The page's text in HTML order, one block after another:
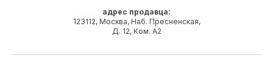
адрес продавца:
123112, Москва, Наб. Пресненская,
Д. 12, Ком. А2